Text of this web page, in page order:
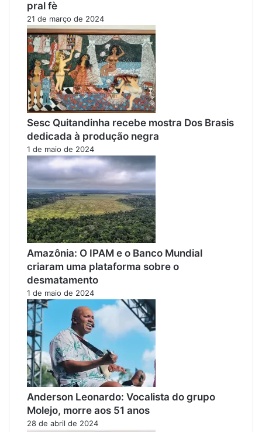
pral fè
21 de março de 2024
Sesc Quitandinha recebe mostra Dos Brasis
dedicada à produção negra
1 de maio de 2024
Amazônia: O IPAM e o Banco Mundial
criaram uma plataforma sobre o
desmatamento
1 de maio de 2024
Anderson Leonardo: Vocalista do grupo
Molejo, morre aos 51 anos
28 de abril de 2024